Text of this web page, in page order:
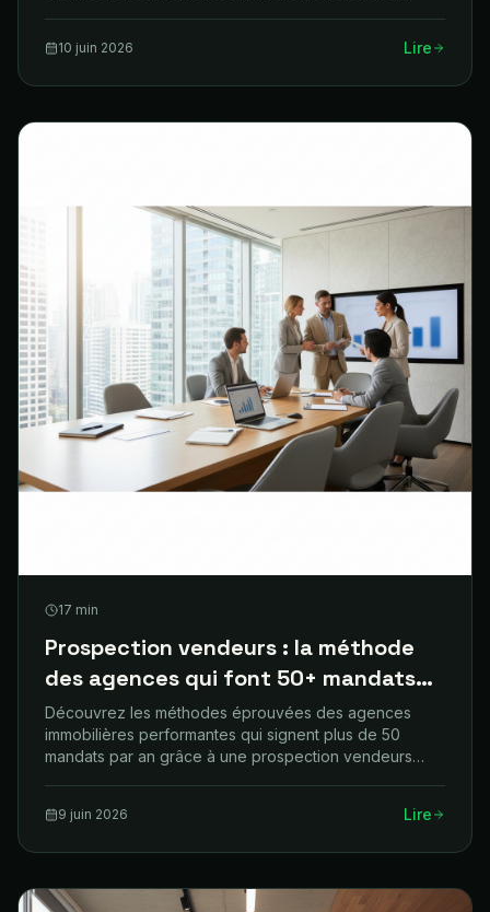
10 juin 2026 Lire
17 min
Prospection vendeurs : la méthode
des agences qui font 50+ mandats
par an
Découvrez les méthodes éprouvées des agences
immobilières performantes qui signent plus de 50
mandats par an grâce à une prospection vendeurs
9 juin 2026 Lire